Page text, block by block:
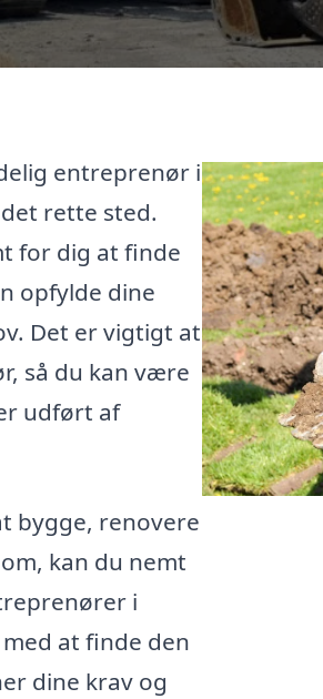
entreprenør i
rette sted.
for dig at finde
opfylde dine
Det er vigtigt at
så du kan være
udført af
bygge, renovere
kan du nemt
i
at finde den
dine krav og